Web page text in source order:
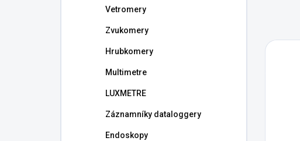
Vetromery
Zvukomery
Hrubkomery
Multimetre
LUXMETRE
Záznamníky dataloggery
Endoskopy